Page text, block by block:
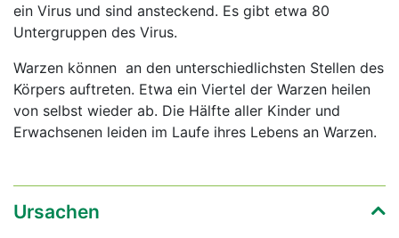
ein Virus und sind ansteckend. Es gibt etwa 80
Untergruppen des Virus.
Warzen können an den unterschiedlichsten Stellen des
Körpers auftreten. Etwa ein Viertel der Warzen heilen
von selbst wieder ab. Die Hälfte aller Kinder und
Erwachsenen leiden im Laufe ihres Lebens an Warzen.
Ursachen